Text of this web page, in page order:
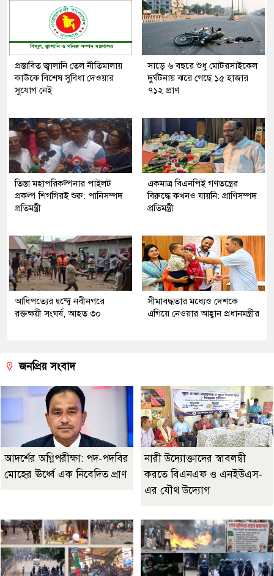
প্রস্তাবিত জ্বালানি তেল নীতিমালায়
কাউকে বিশেষ সুবিধা দেওয়ার
সুযোগ নেই
সাড়ে ৬ বছরে শুধু মোটরসাইকেল
দুর্ঘটনায় ঝরে গেছে ১৫ হাজার
৭১২ প্রাণ
তিস্তা মহাপরিকল্পনার পাইলট
প্রকল্প শিগগিরই শুরু: পানিসম্পদ
প্রতিমন্ত্রী
একমাত্র বিএনপিই গণতন্ত্রের
বিরুদ্ধে কখনও যায়নি: প্রাণিসম্পদ
প্রতিমন্ত্রী
আধিপত্যের দ্বন্দ্বে নবীনগরে
রক্তক্ষয়ী সংঘর্ষ, আহত ৩০
সীমাবদ্ধতার মধ্যেও দেশকে
এগিয়ে নেওয়ার আহ্বান প্রধানমন্ত্রীর
জনপ্রিয় সংবাদ
আদর্শের অগ্নিপরীক্ষা: পদ-পদবির
মোহের ঊর্ধ্বে এক নিবেদিত প্রাণ
নারী উদ্যোক্তাদের স্বাবলম্বী
করতে বিএনএফ ও এনইউএস-
এর যৌথ উদ্যোগ